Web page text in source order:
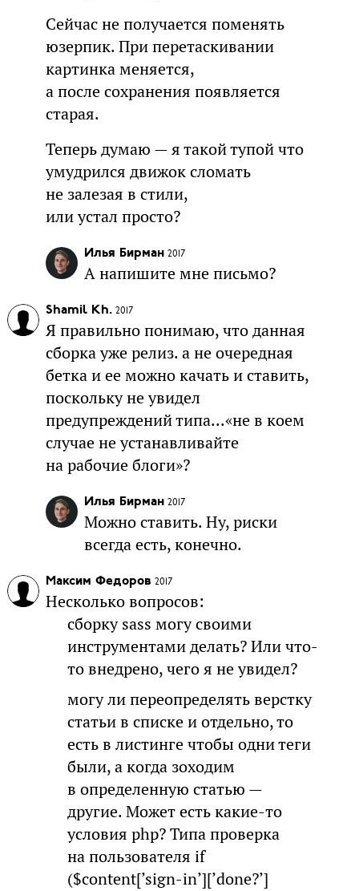
Сейчас не получается поменять
юзерпик. При перетаскивании
картинка меняется,
а после сохранения появляется
старая.
Теперь думаю — я такой тупой что
умудрился движок сломать
не залезая в стили,
или устал просто?
Илья Бирман 2017
А напишите мне письмо?
Shamil Kh. 2017
Я правильно понимаю, что данная
сборка уже релиз. а не очередная
бетка и ее можно качать и ставить,
поскольку не увидел
предупреждений типа...«не в коем
случае не устанавливайте
на рабочие блоги»?
Илья Бирман 2017
Можно ставить. Ну, риски
всегда есть, конечно.
Максим Федоров 2017
Несколько вопросов:
сборку sass могу своими
инструментами делать? Или что-
то внедрено, чего я не увидел?
могу ли переопределять верстку
статьи в списке и отдельно, то
есть в листинге чтобы одни теги
были, а когда зоходим
в определенную статью —
другие. Может есть какие-то
условия php? Типа проверка
на пользователя if
($content[’sign-in’][’done?’]